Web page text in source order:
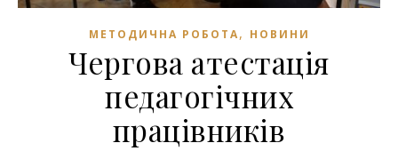
МЕТОДИЧНА РОБОТА, НОВИНИ
Чергова атестація
педагогічних
працівників